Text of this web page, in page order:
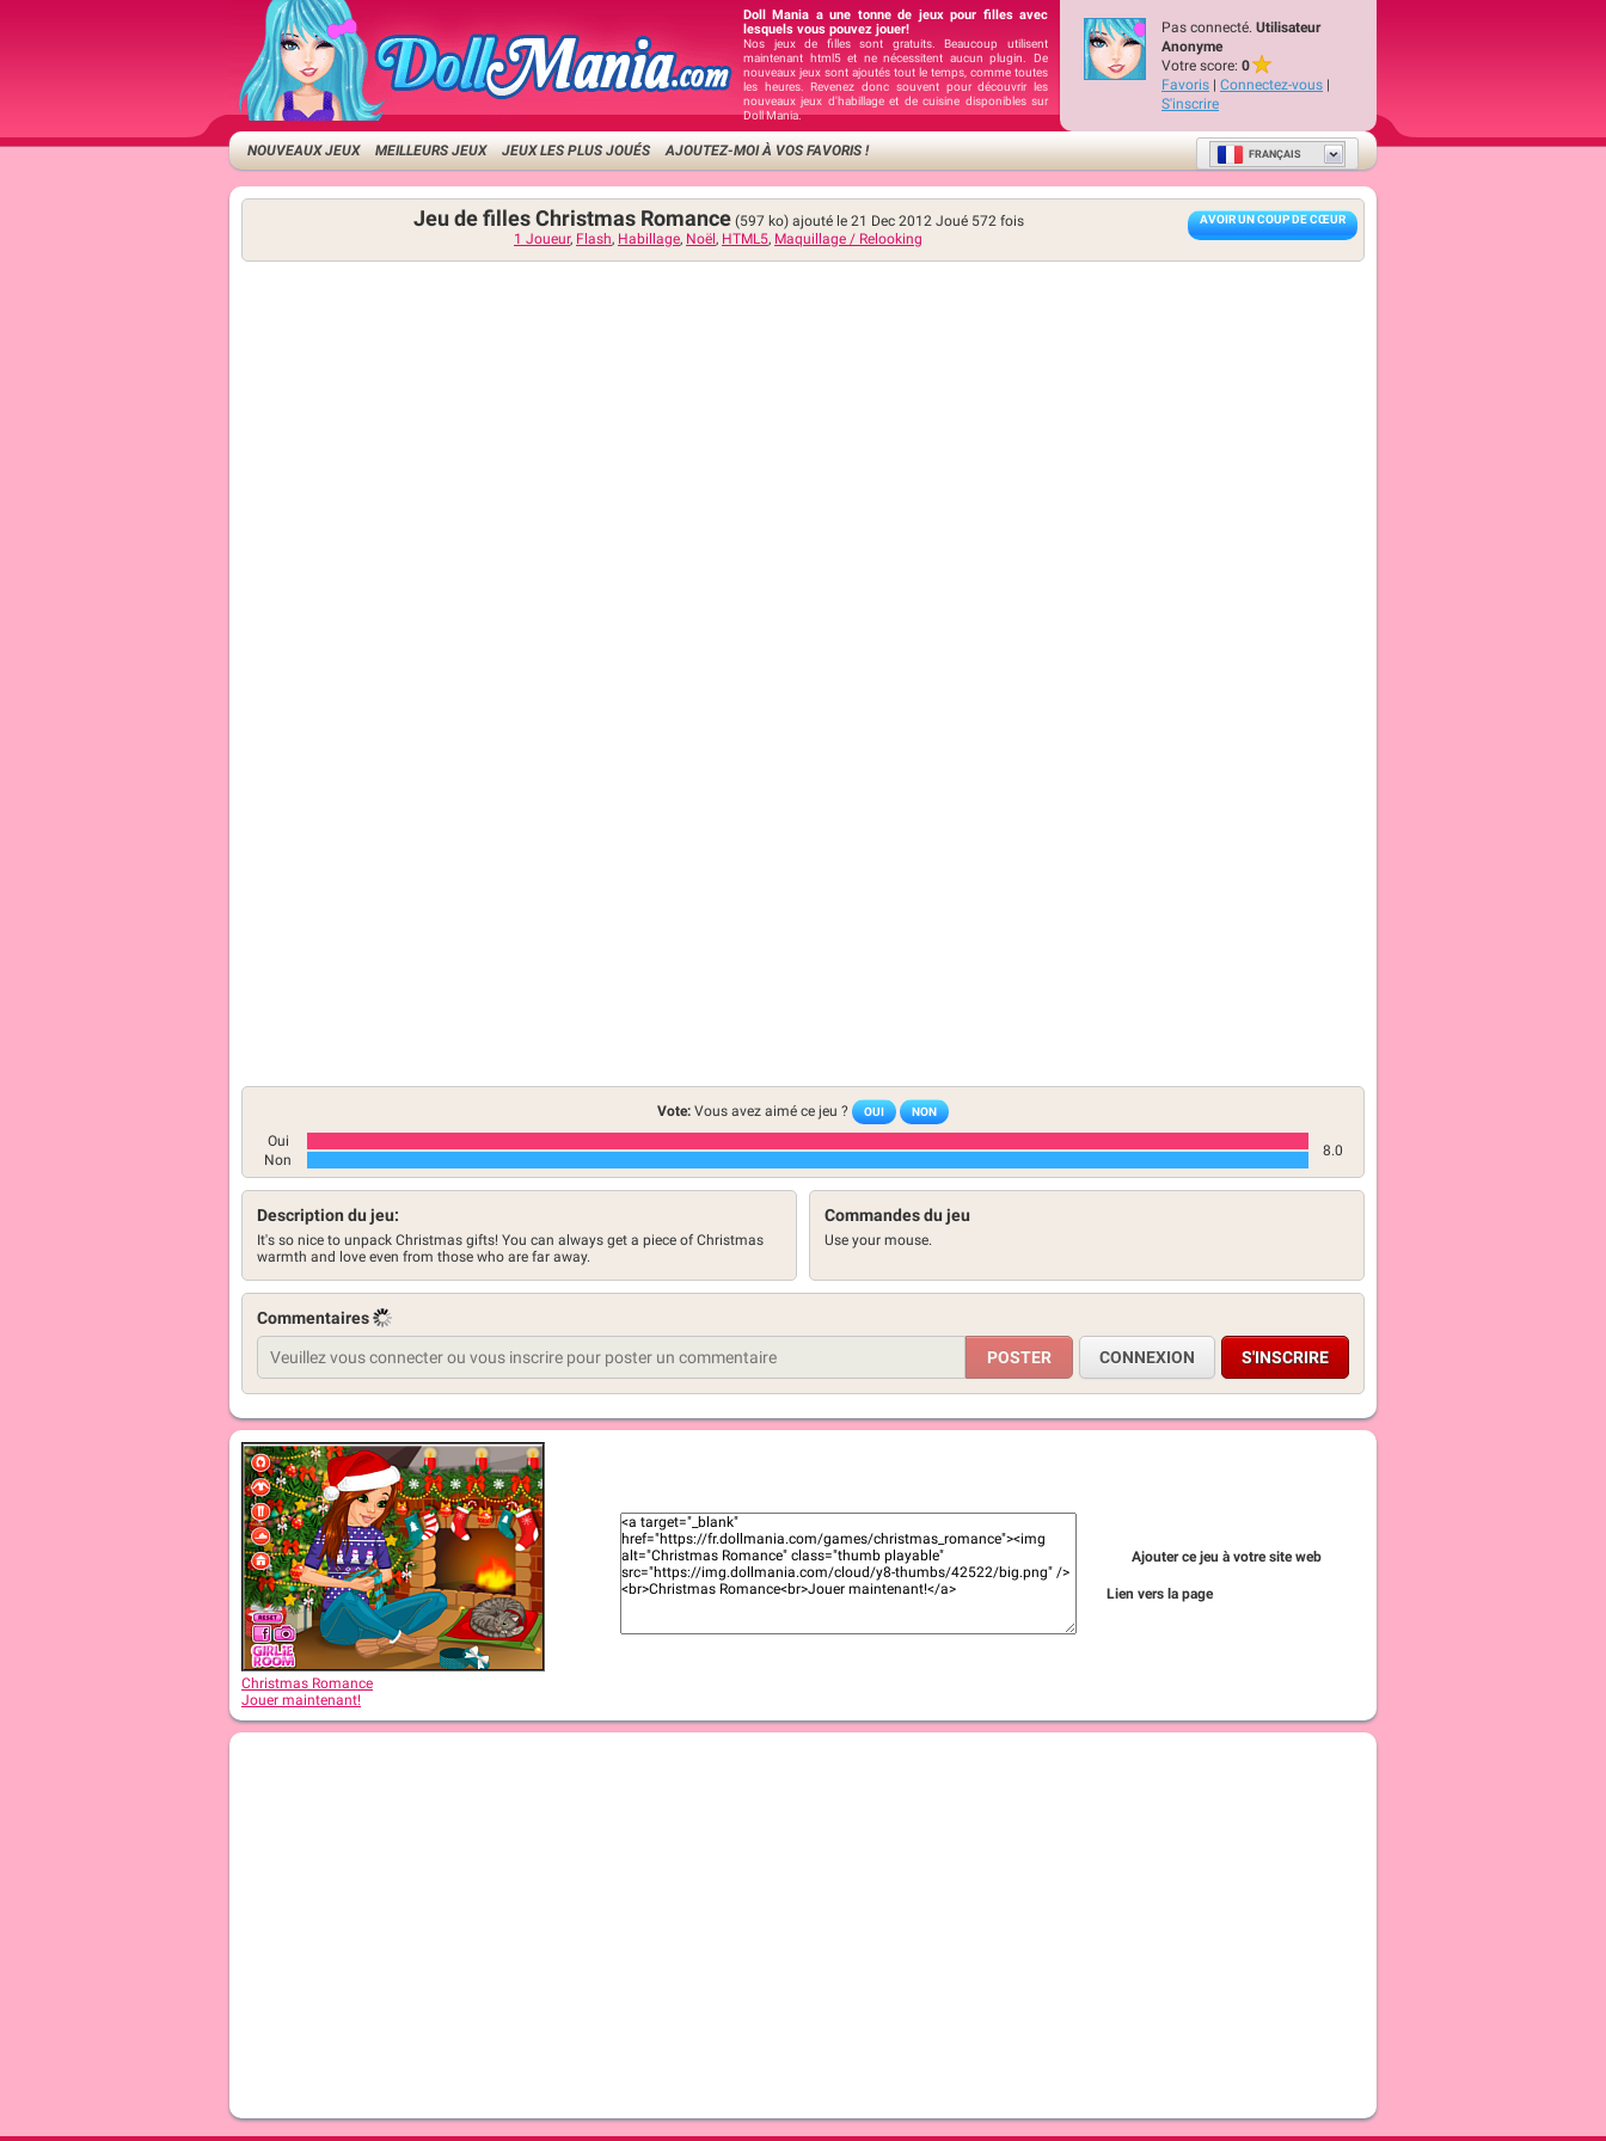
Doll Mania a une tonne de jeux pour filles avec
lesquels vous pouvez jouer!
Nos jeux de filles sont gratuits. Beaucoup utilisent
maintenant html5 et ne nécessitent aucun plugin. De
nouveaux jeux sont ajoutés tout le temps, comme toutes
les heures. Revenez donc souvent pour découvrir les
nouveaux jeux d'habillage et de cuisine disponibles sur
Doll Mania.
Pas connecté. Utilisateur
Anonyme
Votre score: 0
Favoris | Connectez-vous |
S'inscrire
NOUVEAUX JEUX MEILLEURS JEUX JEUX LES PLUS JOUÉS AJOUTEZ-MOI À VOS FAVORIS ! FRANÇAIS
AVOIR UN COUP DE CŒUR
Jeu de filles Christmas Romance(597 ko) ajouté le 21 Dec 2012Joué 572fois
1 Joueur, Flash, Habillage, Noël , HTML5, Maquillage / Relooking
Vote: Vous avez aimé ce jeu ? OUI NON
Oui
8.0
Non
Description du jeu:
It's so nice to unpack Christmas gifts! You can always get a piece of Christmas
warmth and love even from those who are far away.
Commandes du jeu
Use your mouse.
Commentaires
CONNEXION S'INSCRIRE
Christmas Romance
Jouer maintenant!
Ajouter ce jeu à votre site web
Lien vers la page